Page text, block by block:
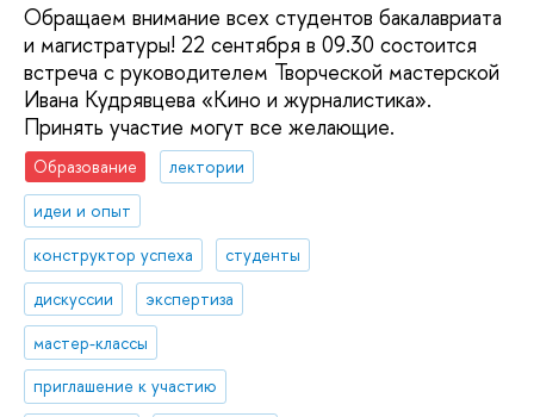
Обращаем внимание всех студентов бакалавриата
и магистратуры! 22 сентября в 09.30 состоится
встреча с руководителем Творческой мастерской
Ивана Кудрявцева «Кино и журналистика».
Принять участие могут все желающие.
Образование
лектории
идеи и опыт
конструктор успеха
студенты
дискуссии
экспертиза
мастер-классы
приглашение к участию